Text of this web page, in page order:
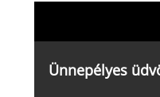
Ünnepélyes